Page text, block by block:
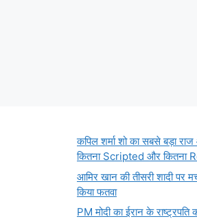
कपिल शर्मा शो का सबसे बड़ा
कितना Scripted और कितना
आमिर खान की तीसरी शादी पर
किया फतवा
PM मोदी का ईरान के